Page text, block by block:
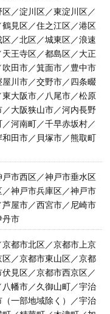
／淀川区／東淀川区／
見区／住之江区／港区
／北区／城東区／浪速
王寺区／都島区／大正
田市／箕面市／豊中市
川市／交野市／四条畷
大阪市／八尾市／松原
大阪狭山市／河内長野
河南町／千早赤坂村／
田市／貝塚市／熊取町
市西区／神戸市垂水区
神戸市兵庫区／神戸市
屋市／西宮市／尼崎市
丹市
都市北区／京都市上京
／京都市東山区／京都
見区／京都市西京区／
幡市／久御山町／宇治
一部地域除く）／宇治